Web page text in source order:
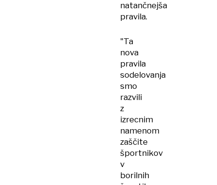
natančnejša
pravila.
"Ta
nova
pravila
sodelovanja
smo
razvili
z
izrecnim
namenom
zaščite
športnikov
v
borilnih